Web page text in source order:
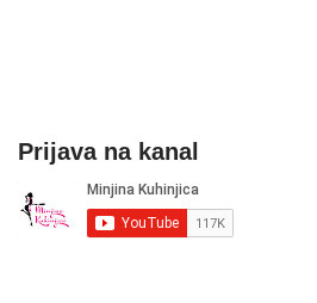
Prijava na kanal